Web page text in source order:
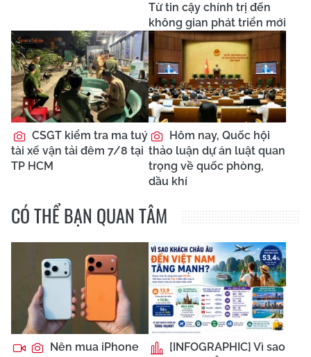
Từ tin cậy chính trị đến
không gian phát triển mới
CSGT kiểm tra ma tuý
tài xế vận tải đêm 7/8 tại
TP HCM
Hôm nay, Quốc hội
thảo luận dự án luật quan
trọng về quốc phòng,
dầu khí
CÓ THỂ BẠN QUAN TÂM
Nên mua iPhone
[INFOGRAPHIC] Vì sao